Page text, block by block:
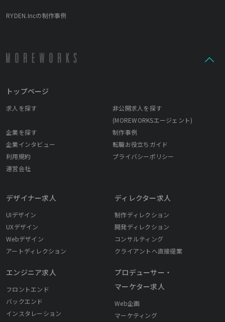
RYDEN.Incの制作事例
トップページ
求人を探す
非公開求人を探す
(MOREWORKSエージェント)
企業を探す
制作事例
企業インタビュー
転職お役立ちガイド
利用規約
プライバシーポリシー
運営会社
デザイナー求人
UIデザイン
UXデザイン
Webデザイン
アートディレクション
エンジニア求人
フロントエンド
バックエンド
インスタレーション
ディレクター求人
制作ディレクション
開発ディレクション
コンサルティング
クライアントへ直接提案
プロデューサー・
マーケター求人
Web企画
マーケティング